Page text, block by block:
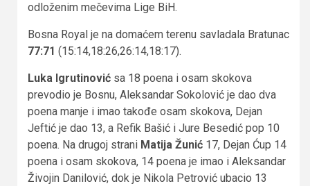
odloženim mečevima Lige BiH.
Bosna Royal je na domaćem terenu savladala Bratunac
77:71 (15:14,18:26,26:14,18:17).
Luka Igrutinović sa 18 poena i osam skokova
prevodio je Bosnu, Aleksandar Sokolović je dao dva
poena manje i imao takođe osam skokova, Dejan
Jeftić je dao 13, a Refik Bašić i Jure Besedić pop 10
poena. Na drugoj strani Matija Žunić 17, Dejan Ćup 14
poena i osam skokova, 14 poena je imao i Aleksandar
Živojin Danilović, dok je Nikola Petrović ubacio 13